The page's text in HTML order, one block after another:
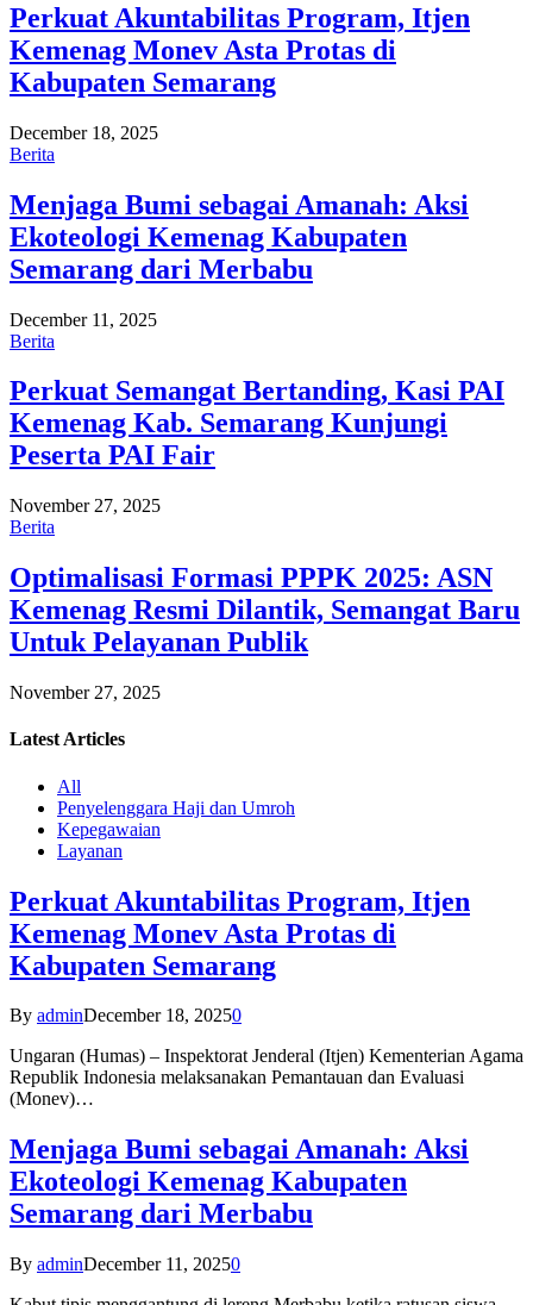
Perkuat Akuntabilitas Program, Itjen
Kemenag Monev Asta Protas di
Kabupaten Semarang
December 18, 2025
Berita
Menjaga Bumi sebagai Amanah: Aksi
Ekoteologi Kemenag Kabupaten
Semarang dari Merbabu
December 11, 2025
Berita
Perkuat Semangat Bertanding, Kasi PAI
Kemenag Kab. Semarang Kunjungi
Peserta PAI Fair
November 27, 2025
Berita
Optimalisasi Formasi PPPK 2025: ASN
Kemenag Resmi Dilantik, Semangat Baru
Untuk Pelayanan Publik
November 27, 2025
Latest Articles
All
Penyelenggara Haji dan Umroh
Kepegawaian
Layanan
Perkuat Akuntabilitas Program, Itjen
Kemenag Monev Asta Protas di
Kabupaten Semarang
By adminDecember 18, 20250
Ungaran (Humas) – Inspektorat Jenderal (Itjen) Kementerian Agama
Republik Indonesia melaksanakan Pemantauan dan Evaluasi
(Monev)…
Menjaga Bumi sebagai Amanah: Aksi
Ekoteologi Kemenag Kabupaten
Semarang dari Merbabu
By adminDecember 11, 20250